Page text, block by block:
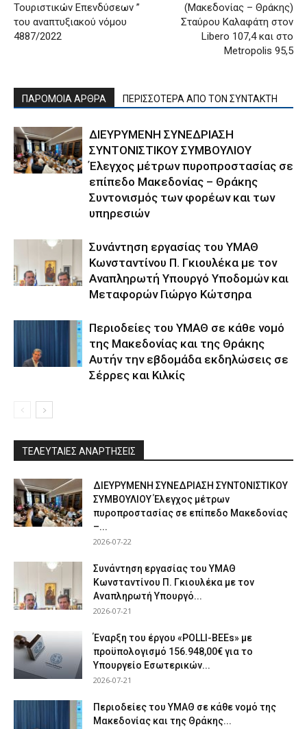
Τουριστικών Επενδύσεων ”
του αναπτυξιακού νόμου
4887/2022
(Μακεδονίας – Θράκης)
Σταύρου Καλαφάτη στον
Libero 107,4 και στο
Metropolis 95,5
ΠΑΡΟΜΟΙΑ ΑΡΘΡΑ ΠΕΡΙΣΣΟΤΕΡΑ ΑΠΟ ΤΟΝ ΣΥΝΤΑΚΤΗ
ΔΙΕΥΡΥΜΕΝΗ ΣΥΝΕΔΡΙΑΣΗ
ΣΥΝΤΟΝΙΣΤΙΚΟΥ ΣΥΜΒΟΥΛΙΟΥ
Έλεγχος μέτρων πυροπροστασίας σε
επίπεδο Μακεδονίας – Θράκης
Συντονισμός των φορέων και των
υπηρεσιών
Συνάντηση εργασίας του ΥΜΑΘ
Κωνσταντίνου Π. Γκιουλέκα με τον
Αναπληρωτή Υπουργό Υποδομών και
Μεταφορών Γιώργο Κώτσηρα
Περιοδείες του ΥΜΑΘ σε κάθε νομό
της Μακεδονίας και της Θράκης
Αυτήν την εβδομάδα εκδηλώσεις σε
Σέρρες και Κιλκίς
ΤΕΛΕΥΤΑΙΕΣ ΑΝΑΡΤΗΣΕΙΣ
ΔΙΕΥΡΥΜΕΝΗ ΣΥΝΕΔΡΙΑΣΗ ΣΥΝΤΟΝΙΣΤΙΚΟΥ
ΣΥΜΒΟΥΛΙΟΥ Έλεγχος μέτρων
πυροπροστασίας σε επίπεδο Μακεδονίας
–...
2026-07-22
Συνάντηση εργασίας του ΥΜΑΘ
Κωνσταντίνου Π. Γκιουλέκα με τον
Αναπληρωτή Υπουργό...
2026-07-21
Έναρξη του έργου «POLLI-BEEs» με
προϋπολογισμό 156.948,00€ για το
Υπουργείο Εσωτερικών...
2026-07-21
Περιοδείες του ΥΜΑΘ σε κάθε νομό της
Μακεδονίας και της Θράκης...